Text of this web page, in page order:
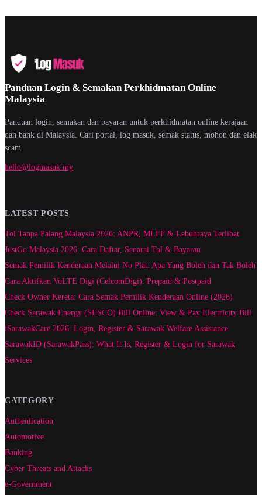
Panduan Login & Semakan Perkhidmatan Online
Malaysia
Panduan login, semakan dan bayaran untuk perkhidmatan online kerajaan
dan bank di Malaysia. Cari portal, log masuk, semak status, mohon dan elak
scam.
hello@logmasuk.my
LATEST POSTS
Tol Tanpa Palang Malaysia 2026: ANPR, MLFF & Lebuhraya Terlibat
JustGo Malaysia 2026: Cara Daftar, Senarai Tol & Bayaran
Semak Pemilik Kenderaan Melalui No Plat: Apa Yang Boleh dan Tak Boleh
Cara Aktifkan VoLTE Digi (CelcomDigi): Prepaid & Postpaid
Check Owner Kereta: Cara Semak Pemilik Kenderaan Online (2026)
Check Sarawak Energy (SESCO) Bill Online: View & Pay Electricity Bill
iSarawakCare 2026: Login, Register & Sarawak Welfare Assistance
SarawakID (SarawakPass): What It Is, Register & Login for Sarawak
Services
CATEGORY
Authentication
Automotive
Banking
Cyber Threats and Attacks
e-Government